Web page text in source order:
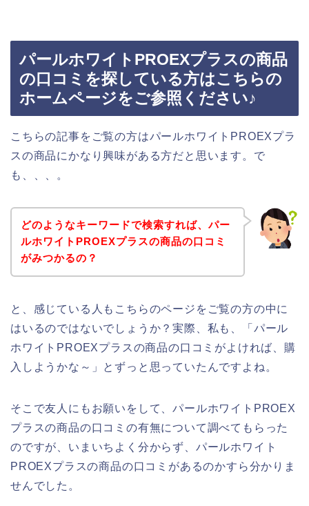
パールホワイトPROEXプラスの商品
の口コミを探している方はこちらの
ホームページをご参照ください♪
こちらの記事をご覧の方はパールホワイトPROEXプラ
スの商品にかなり興味がある方だと思います。で
も、、、。
どのようなキーワードで検索すれば、パー
ルホワイトPROEXプラスの商品の口コミ
がみつかるの？
と、感じている人もこちらのページをご覧の方の中に
はいるのではないでしょうか？実際、私も、「パール
ホワイトPROEXプラスの商品の口コミがよければ、購
入しようかな～」とずっと思っていたんですよね。
そこで友人にもお願いをして、パールホワイトPROEX
プラスの商品の口コミの有無について調べてもらった
のですが、いまいちよく分からず、パールホワイト
PROEXプラスの商品の口コミがあるのかすら分かりま
せんでした。